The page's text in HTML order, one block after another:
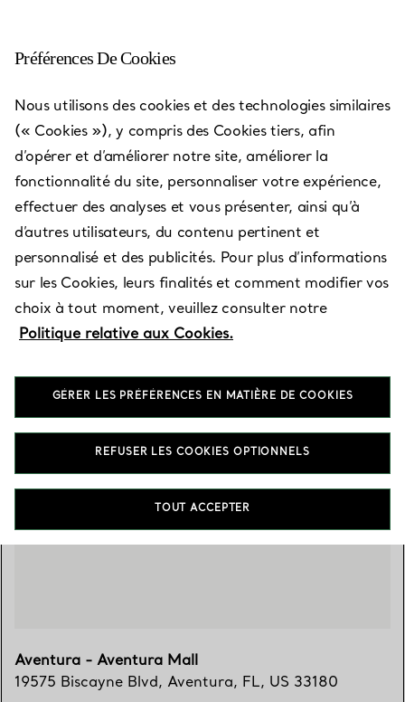
Aventura - Aventura Mall
Ouvert aujourd’hui jusqu’à 20:00
PRENEZ RENDEZ-VOUS
Services disponibles
(305) 914-1019
Trouver votre boutique
Aventura - Aventura Mall
19575 Biscayne Blvd, Aventura, FL, US 33180
Préférences De Cookies
Nous utilisons des cookies et des technologies similaires
(« Cookies »), y compris des Cookies tiers, afin
d’opérer et d’améliorer notre site, améliorer la
fonctionnalité du site, personnaliser votre expérience,
effectuer des analyses et vous présenter, ainsi qu’à
d’autres utilisateurs, du contenu pertinent et
personnalisé et des publicités. Pour plus d’informations
sur les Cookies, leurs finalités et comment modifier vos
choix à tout moment, veuillez consulter notre
Politique relative aux Cookies.
GÉRER LES PRÉFÉRENCES EN MATIÈRE DE COOKIES
REFUSER LES COOKIES OPTIONNELS
TOUT ACCEPTER